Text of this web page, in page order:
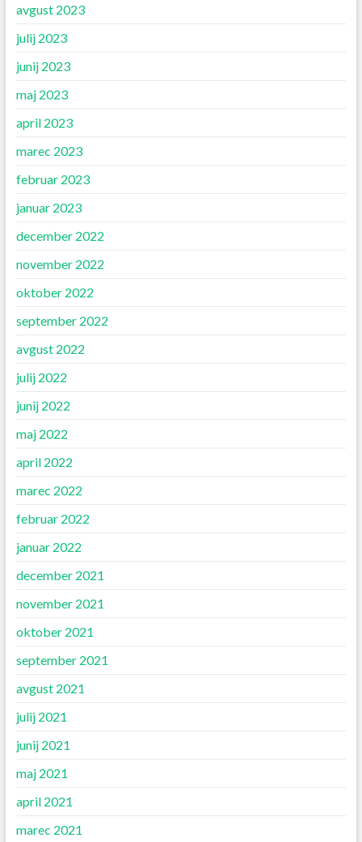
avgust 2023
julij 2023
junij 2023
maj 2023
april 2023
marec 2023
februar 2023
januar 2023
december 2022
november 2022
oktober 2022
september 2022
avgust 2022
julij 2022
junij 2022
maj 2022
april 2022
marec 2022
februar 2022
januar 2022
december 2021
november 2021
oktober 2021
september 2021
avgust 2021
julij 2021
junij 2021
maj 2021
april 2021
marec 2021